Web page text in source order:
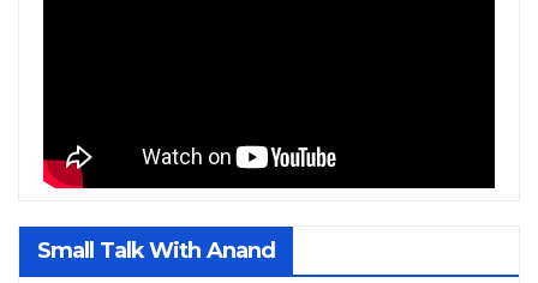
Small Talk With Anand